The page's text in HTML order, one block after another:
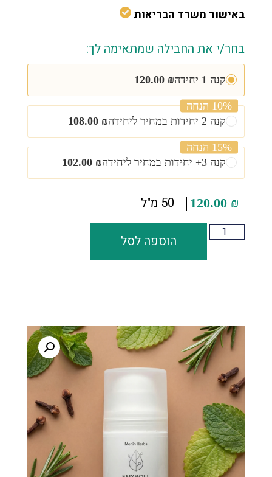
באישור משרד הבריאות
בחר/י את החבילה שמתאימה לך:
קנה 1 יחידה 120.00 ₪
10% הנחה
קנה 2 יחידות במחיר ליחידה
108.00 ₪
15% הנחה
קנה 3+ יחידות במחיר ליחידה
102.00 ₪
120.00 ₪ 50 מ"ל
הוספה לסל